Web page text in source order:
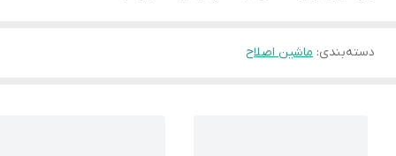
دسته‌بندی: ماشین اصلاح